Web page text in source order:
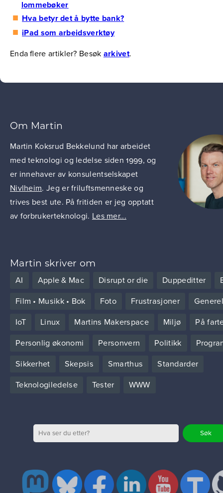
lommebøker
Hva betyr det å bytte bank?
iPad som arbeidsverktøy
Enda flere artikler? Besøk arkivet.
Om Martin
Martin Koksrud Bekkelund har arbeidet
med teknologi og ledelse siden 1999, og
er innehaver av konsulentselskapet
Nivlheim. Jeg er friluftsmenneske og
trives best ute. På fritiden er jeg opptatt
av forbrukerteknologi. Les mer...
Martin skriver om
AI Apple & Mac Disrupt or die Duppeditter
Film • Musikk • Bok Foto Frustrasjoner
IoT Linux Martins Makerspace Miljø På
Personlig økonomi Personvern Politikk
Sikkerhet Skepsis Smarthus Standarder
Teknologiledelse Tester WWW